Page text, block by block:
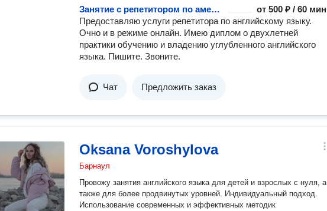
Занятие с репетитором по американскому английскому языку от500 ₽ / 60 мин
Предоставляю услуги репетитора по английскому языку.
Очно и в режиме онлайн. Имею диплом о двухлетней
практики обучению и владению углубленного английского
языка. Пишите. Звоните.
Чат Предложить заказ
Oksana Voroshylova
Барнаул
Провожу занятия английского языка для детей и взрослых с нуля, а
также для более продвинутых уровней. Индивидуальный подход.
Использование современных и эффективных методик